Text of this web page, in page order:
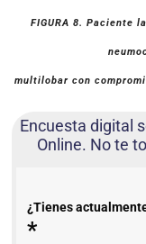
FIGURA 8. Paciente
multilobar con
Encuesta digital
Online. No te
¿Tienes
*